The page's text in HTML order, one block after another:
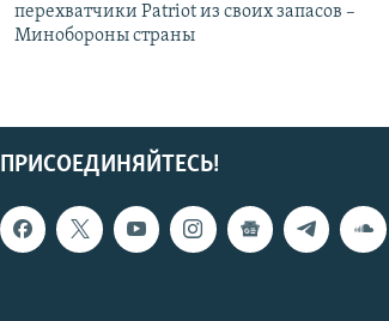
перехватчики Patriot из своих запасов –
Минобороны страны
ПРИСОЕДИНЯЙТЕСЬ!